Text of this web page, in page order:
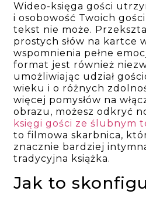
Wideo-księga gości
i osobowość Twoich
tekst nie może.
prostych słów na kartce
wspomnienia pełne
format jest również
umożliwiając udział
wieku i o różnych
więcej pomysłów na
obrazu, możesz odkryć
księgi gości ze ślubnym
to filmowa skarbnica,
znacznie bardziej
tradycyjna książka.
Jak to